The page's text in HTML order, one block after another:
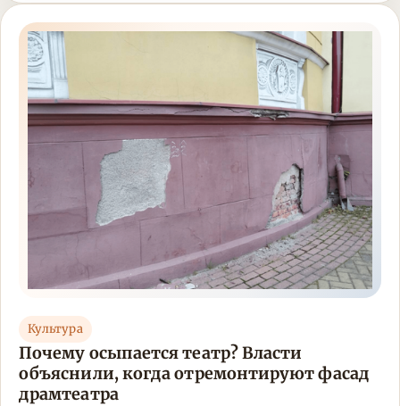
Культура
Почему осыпается театр? Власти
объяснили, когда отремонтируют фасад
драмтеатра